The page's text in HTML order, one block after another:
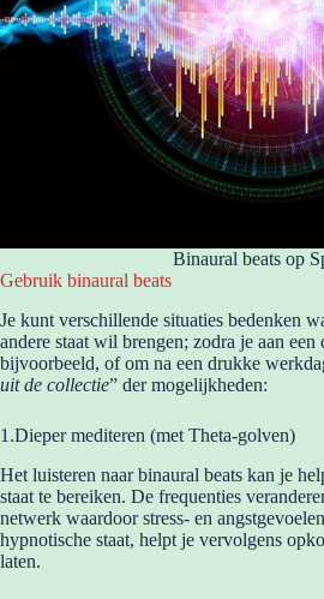
Binaural beats op
Gebruik binaural beats
Je kunt verschillende situaties bedenken
andere staat wil brengen; zodra je aan
bijvoorbeeld, of om na een drukke
uit de collectie” der mogelijkheden:
1.Dieper mediteren (met Theta-golven)
Het luisteren naar binaural beats kan je
staat te bereiken. De frequenties
netwerk waardoor stress- en
hypnotische staat, helpt je vervolgens
laten.